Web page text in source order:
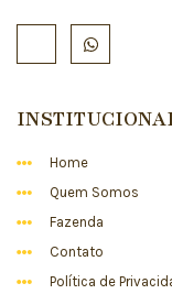
Home
Quem Somos
Fazenda
Contato
Política de